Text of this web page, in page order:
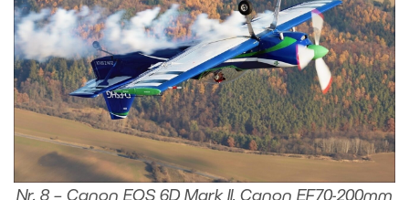
Nr. 8 – Canon EOS 6D Mark II, Canon EF70-200mm